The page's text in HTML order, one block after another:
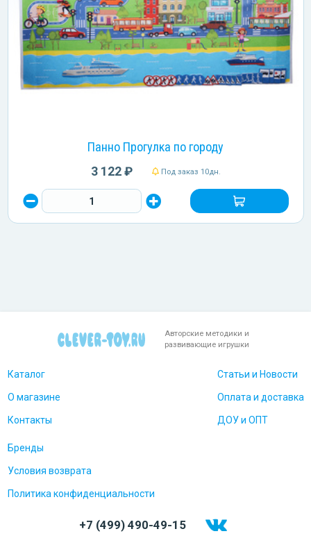
Панно Прогулка по городу
3 122 ₽ Под заказ 10дн.
Авторские методики и
развивающие игрушки
Каталог
О магазине
Контакты
Статьи и Новости
Оплата и доставка
ДОУ и ОПТ
Бренды
Условия возврата
Политика конфиденциальности
+7 (499) 490-49-15